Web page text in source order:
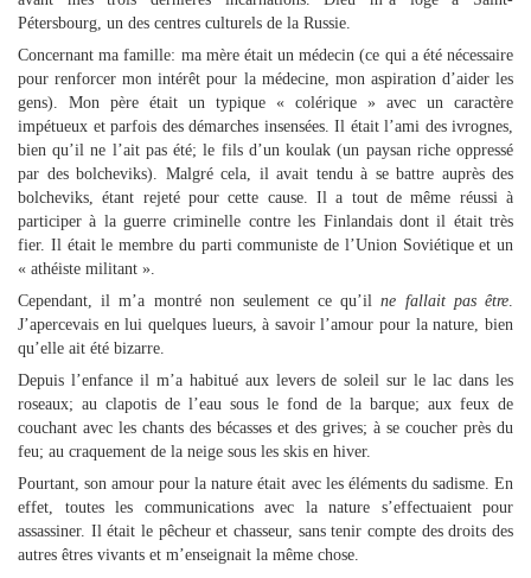
Pétersbourg, un des centres culturels de la Russie.
Concernant ma famille: ma mère était un médecin (ce qui a été nécessaire
pour renforcer mon intérêt pour la médecine, mon aspiration d’aider les
gens). Mon père était un typique « colérique » avec un caractère
impétueux et parfois des démarches insensées. Il était l’ami des ivrognes,
bien qu’il ne l’ait pas été; le fils d’un koulak (un paysan riche oppressé
par des bolcheviks). Malgré cela, il avait tendu à se battre auprès des
bolcheviks, étant rejeté pour cette cause. Il a tout de même réussi à
participer à la guerre criminelle contre les Finlandais dont il était très
fier. Il était le membre du parti communiste de l’Union Soviétique et un
« athéiste militant ».
Cependant, il m’a montré non seulement ce qu’ilne fallait pas être.
J’apercevais en lui quelques lueurs, à savoir l’amour pour la nature, bien
qu’elle ait été bizarre.
Depuis l’enfance il m’a habitué aux levers de soleil sur le lac dans les
roseaux; au clapotis de l’eau sous le fond de la barque; aux feux de
couchant avec les chants des bécasses et des grives; à se coucher près du
feu; au craquement de la neige sous les skis en hiver.
Pourtant, son amour pour la nature était avec les éléments du sadisme. En
effet, toutes les communications avec la nature s’effectuaient pour
assassiner. Il était le pêcheur et chasseur, sans tenir compte des droits des
autres êtres vivants et m’enseignait la même chose.